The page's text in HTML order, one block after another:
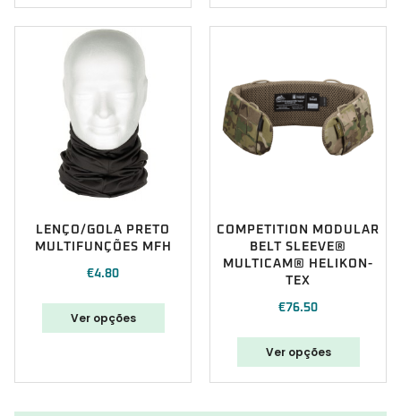
LENÇO/GOLA PRETO
MULTIFUNÇÕES MFH
€4.80
Ver opções
COMPETITION MODULAR
BELT SLEEVE®
MULTICAM® HELIKON-
TEX
€76.50
Ver opções